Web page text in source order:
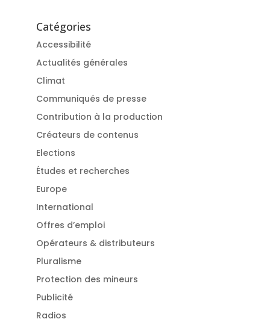
Catégories
Accessibilité
Actualités générales
Climat
Communiqués de presse
Contribution à la production
Créateurs de contenus
Elections
Études et recherches
Europe
International
Offres d’emploi
Opérateurs & distributeurs
Pluralisme
Protection des mineurs
Publicité
Radios